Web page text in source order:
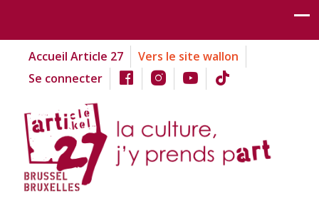
Accueil Article 27
Vers le site wallon
Se connecter